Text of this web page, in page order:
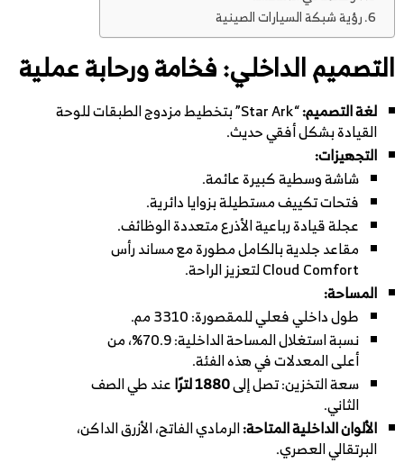
رؤية شبكة السيارات الصينية
التصميم الداخلي: فخامة ورحابة عملية
لغة التصميم:
“Star Ark” بتخطيط مزدوج الطبقات للوحة
القيادة بشكل أفقي حديث.
التجهيزات:
شاشة وسطية كبيرة عائمة.
فتحات تكييف مستطيلة بزوايا دائرية.
عجلة قيادة رباعية الأذرع متعددة الوظائف.
مقاعد جلدية بالكامل مطورة مع مساند رأس
Cloud Comfort لتعزيز الراحة.
المساحة:
طول داخلي فعلي للمقصورة: 3310 مم.
نسبة استغلال المساحة الداخلية: 70.9%، من
أعلى المعدلات في هذه الفئة.
سعة التخزين: تصل إلى1880 لترًا
عند طي الصف
الثاني.
الألوان الداخلية المتاحة:الرمادي الفاتح، الأزرق الداكن،
البرتقالي العصري.